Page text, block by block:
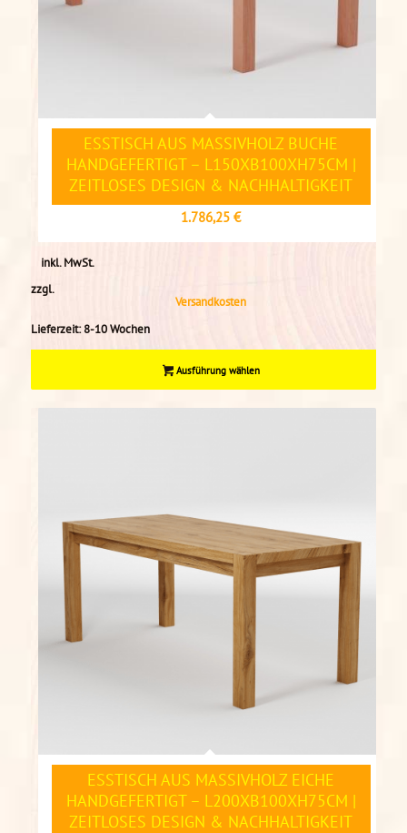
ESSTISCH AUS MASSIVHOLZ BUCHE
HANDGEFERTIGT – L150XB100XH75CM |
ZEITLOSES DESIGN & NACHHALTIGKEIT
1.786,25 €
inkl. MwSt.
zzgl.
Versandkosten
Lieferzeit:8-10 Wochen
Ausführung wählen
ESSTISCH AUS MASSIVHOLZ EICHE
HANDGEFERTIGT – L200XB100XH75CM |
ZEITLOSES DESIGN & NACHHALTIGKEIT